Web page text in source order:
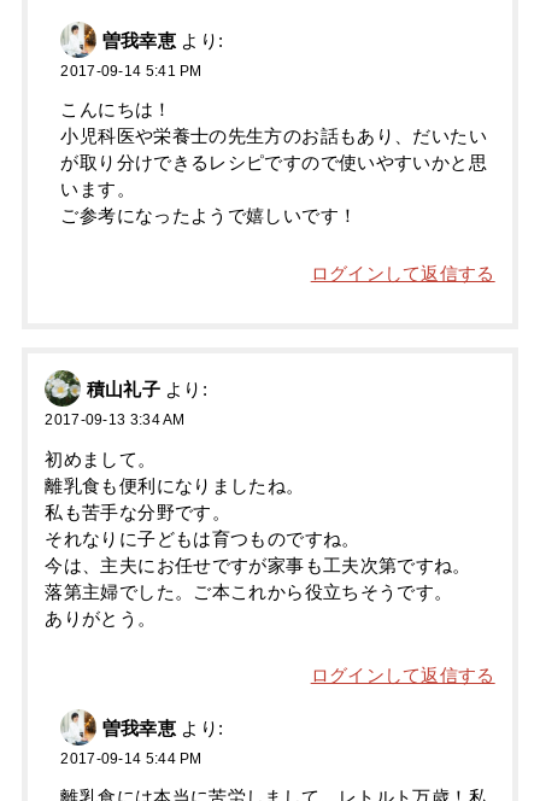
曽我幸恵 より:
2017-09-14 5:41 PM
こんにちは！
小児科医や栄養士の先生方のお話もあり、だいたい
が取り分けできるレシピですので使いやすいかと思
います。
ご参考になったようで嬉しいです！
ログインして返信する
積山礼子 より:
2017-09-13 3:34 AM
初めまして。
離乳食も便利になりましたね。
私も苦手な分野です。
それなりに子どもは育つものですね。
今は、主夫にお任せですが家事も工夫次第ですね。
落第主婦でした。ご本これから役立ちそうです。
ありがとう。
ログインして返信する
曽我幸恵 より:
2017-09-14 5:44 PM